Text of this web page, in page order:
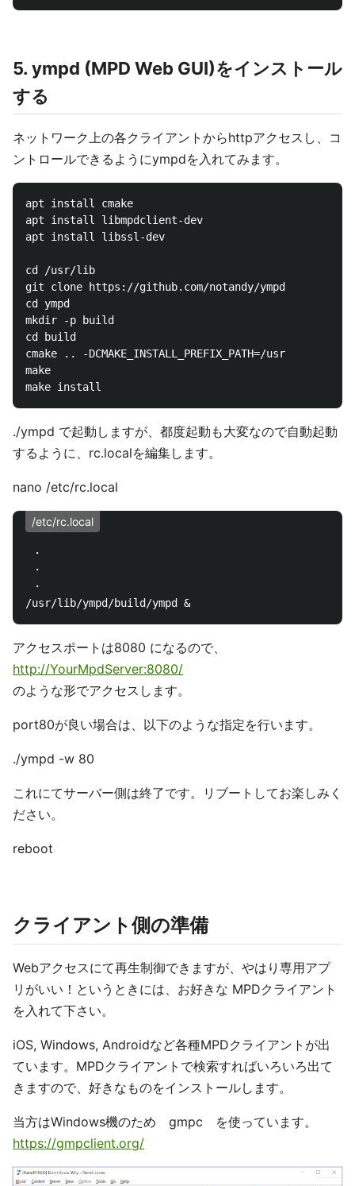
5. ympd (MPD Web GUI)をインストール
する
ネットワーク上の各クライアントからhttpアクセスし、コ
ントロールできるようにympdを入れてみます。
apt install cmake
apt install libmpdclient-dev
apt install libssl-dev
cd /usr/lib
git clone https://github.com/notandy/ympd
cd ympd
mkdir -p build
cd build
cmake .. -DCMAKE_INSTALL_PREFIX_PATH=/usr
make
./ympd で起動しますが、都度起動も大変なので自動起動
するように、rc.localを編集します。
nano /etc/rc.local
/etc/rc.local
・
・
・
アクセスポートは8080 になるので、
http://YourMpdServer:8080/
のような形でアクセスします。
port80が良い場合は、以下のような指定を行います。
./ympd -w 80
これにてサーバー側は終了です。リブートしてお楽しみく
ださい。
reboot
クライアント側の準備
Webアクセスにて再生制御できますが、やはり専用アプ
リがいい！というときには、お好きな MPDクライアント
を入れて下さい。
iOS, Windows, Androidなど各種MPDクライアントが出
ています。MPDクライアントで検索すればいろいろ出て
きますので、好きなものをインストールします。
当方はWindows機のため gmpc を使っています。
https://gmpclient.org/